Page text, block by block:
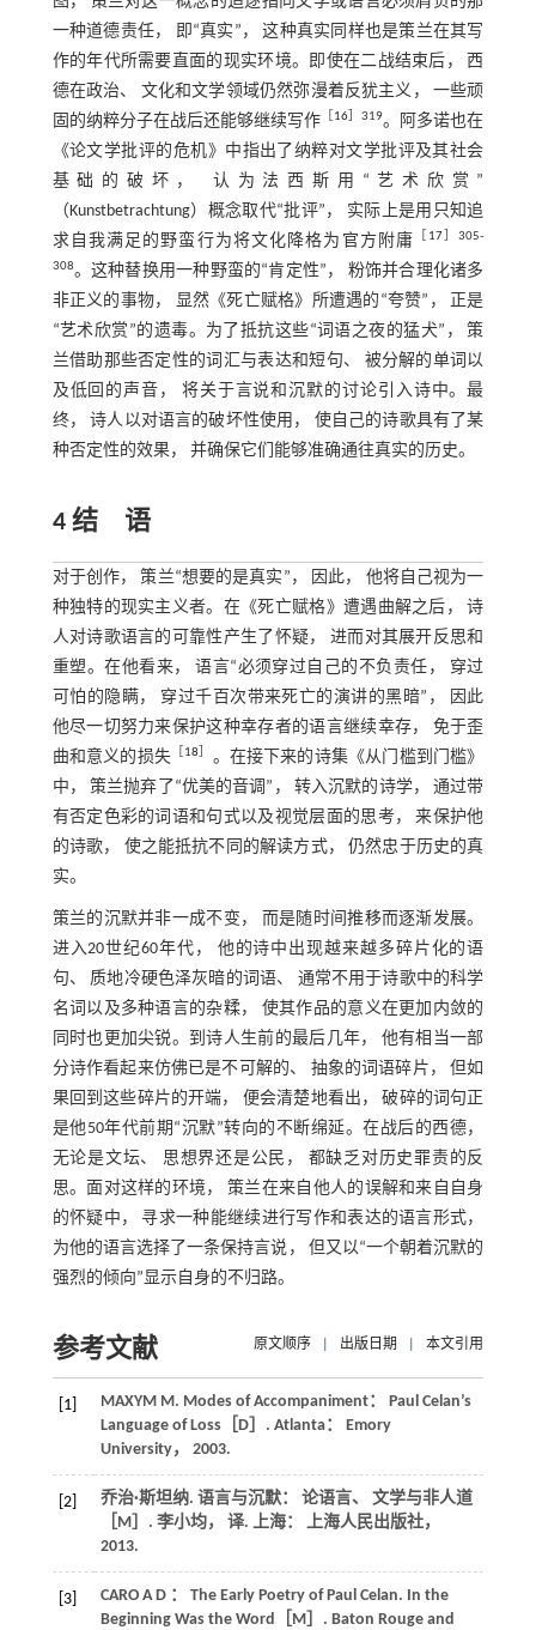
一种道德责任， 即“真实”， 这种真实同样也是策兰在其写
作的年代所需要直面的现实环境。即使在二战结束后， 西
德在政治、 文化和文学领域仍然弥漫着反犹主义， 一些顽
固的纳粹分子在战后还能够继续写作
16 ］319。阿多诺也在
《论文学批评的危机》中指出了纳粹对文学批评及其社会
基础的破坏， 认为法西斯用“艺术欣赏”
（Kunstbetrachtung）概念取代“批评”， 实际上是用只知追
求自我满足的野蛮行为将文化降格为官方附庸
17 ］305-
308。这种替换用一种野蛮的“肯定性”， 粉饰并合理化诸多
非正义的事物， 显然《死亡赋格》所遭遇的“夸赞”， 正是
“艺术欣赏”的遗毒。为了抵抗这些“词语之夜的猛犬”， 策
兰借助那些否定性的词汇与表达和短句、 被分解的单词以
及低回的声音， 将关于言说和沉默的讨论引入诗中。最
终， 诗人以对语言的破坏性使用， 使自己的诗歌具有了某
种否定性的效果， 并确保它们能够准确通往真实的历史。
4 结 语
对于创作， 策兰“想要的是真实”， 因此， 他将自己视为一
种独特的现实主义者。在《死亡赋格》遭遇曲解之后， 诗
人对诗歌语言的可靠性产生了怀疑， 进而对其展开反思和
重塑。在他看来， 语言“必须穿过自己的不负责任， 穿过
可怕的隐瞒， 穿过千百次带来死亡的演讲的黑暗”， 因此
他尽一切努力来保护这种幸存者的语言继续幸存， 免于歪
曲和意义的损失
18
。在接下来的诗集《从门槛到门槛》
中， 策兰抛弃了“优美的音调”， 转入沉默的诗学， 通过带
有否定色彩的词语和句式以及视觉层面的思考， 来保护他
的诗歌， 使之能抵抗不同的解读方式， 仍然忠于历史的真
实。
策兰的沉默并非一成不变， 而是随时间推移而逐渐发展。
进入20世纪60年代， 他的诗中出现越来越多碎片化的语
句、 质地冷硬色泽灰暗的词语、 通常不用于诗歌中的科学
名词以及多种语言的杂糅， 使其作品的意义在更加内敛的
同时也更加尖锐。到诗人生前的最后几年， 他有相当一部
分诗作看起来仿佛已是不可解的、 抽象的词语碎片， 但如
果回到这些碎片的开端， 便会清楚地看出， 破碎的词句正
是他50年代前期“沉默”转向的不断绵延。在战后的西德，
无论是文坛、 思想界还是公民， 都缺乏对历史罪责的反
思。面对这样的环境， 策兰在来自他人的误解和来自自身
的怀疑中， 寻求一种能继续进行写作和表达的语言形式，
为他的语言选择了一条保持言说， 但又以“一个朝着沉默的
强烈的倾向”显示自身的不归路。
参考文献 原文顺序 出版日期 本文引用
[1] MAXYM M . Modes of Accompaniment： Paul Celan’s
Language of Loss［D］. Atlanta： Emory
University， 2003.
[2] 乔治·斯坦纳. 语言与沉默： 论语言、 文学与非人道
［M］. 李小均， 译. 上海： 上海人民出版社，
2013.
[3] CARO A D： The Early Poetry of Paul Celan. In the
Beginning Was the Word
［M］. Baton Rouge and